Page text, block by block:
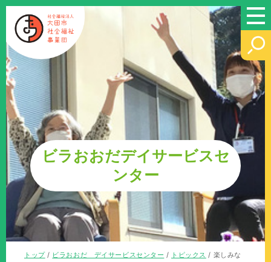
このページの本文へ
ビラおおだデイサービスセ
ンター
現
トップ/ ビラおおだ デイサービスセンター / トピックス / 楽しみな